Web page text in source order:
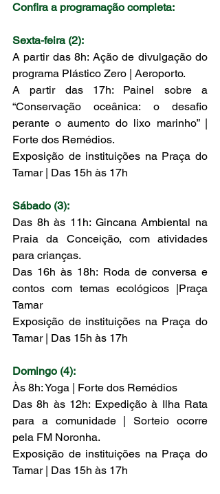
Confira a programação completa:
Sexta-feira (2):
A partir das 8h: Ação de divulgação do
programa Plástico Zero | Aeroporto.
A partir das 17h: Painel sobre a
“Conservação oceânica: o desafio
perante o aumento do lixo marinho” |
Forte dos Remédios.
Exposição de instituições na Praça do
Tamar | Das 15h às 17h
Sábado (3):
Das 8h às 11h: Gincana Ambiental na
Praia da Conceição, com atividades
para crianças.
Das 16h às 18h: Roda de conversa e
contos com temas ecológicos |Praça
Tamar
Exposição de instituições na Praça do
Tamar | Das 15h às 17h
Domingo (4):
Às 8h: Yoga | Forte dos Remédios
Das 8h às 12h: Expedição à Ilha Rata
para a comunidade | Sorteio ocorre
pela FM Noronha.
Exposição de instituições na Praça do
Tamar | Das 15h às 17h